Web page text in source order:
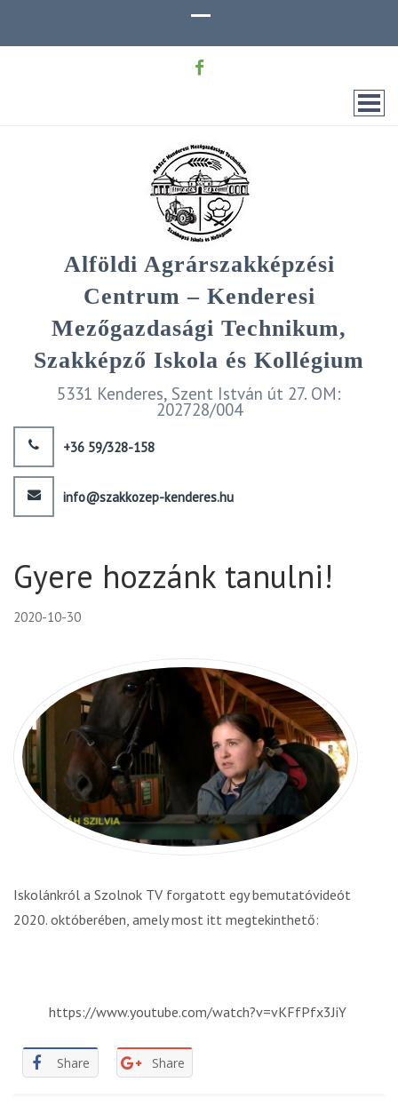
Alföldi Agrárszakképzési
Centrum – Kenderesi
Mezőgazdasági Technikum,
Szakképző Iskola és Kollégium
5331 Kenderes, Szent István út 27. OM:
202728/004
+36 59/328-158
info@szakkozep-kenderes.hu
Gyere hozzánk tanulni!
2020-10-30
Iskolánkról a Szolnok TV forgatott egy bemutatóvideót
2020. októberében, amely most itt megtekinthető:
https://www.youtube.com/watch?v=vKFfPfx3JiY
Share Share